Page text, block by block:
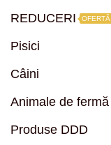
REDUCERI OFERTĂ
Pisici
Câini
Animale de fermă
Produse DDD